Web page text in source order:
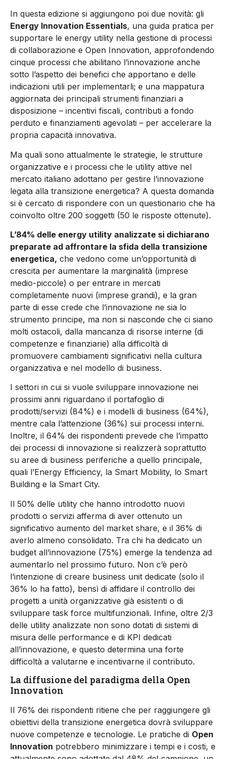
In questa edizione si aggiungono poi due novità: gli
Energy Innovation Essentials, una guida pratica per
supportare le energy utility nella gestione di processi
di collaborazione e Open Innovation, approfondendo
cinque processi che abilitano l’innovazione anche
sotto l’aspetto dei benefici che apportano e delle
indicazioni utili per implementarli; e una mappatura
aggiornata dei principali strumenti finanziari a
disposizione – incentivi fiscali, contributi a fondo
perduto e finanziamenti agevolati – per accelerare la
propria capacità innovativa.
Ma quali sono attualmente le strategie, le strutture
organizzative e i processi che le utility attive nel
mercato italiano adottano per gestire l’innovazione
legata alla transizione energetica? A questa domanda
si è cercato di rispondere con un questionario che ha
coinvolto oltre 200 soggetti (50 le risposte ottenute).
L’84% delle energy utility analizzate si dichiarano
preparate ad affrontare la sfida della transizione
energetica, che vedono come un’opportunità di
crescita per aumentare la marginalità (imprese
medio-piccole) o per entrare in mercati
completamente nuovi (imprese grandi), e la gran
parte di esse crede che l’innovazione ne sia lo
strumento principe, ma non si nasconde che ci siano
molti ostacoli, dalla mancanza di risorse interne (di
competenze e finanziarie) alla difficoltà di
promuovere cambiamenti significativi nella cultura
organizzativa e nel modello di business.
I settori in cui si vuole sviluppare innovazione nei
prossimi anni riguardano il portafoglio di
prodotti/servizi (84%) e i modelli di business (64%),
mentre cala l’attenzione (36%) sui processi interni.
Inoltre, il 64% dei rispondenti prevede che l’impatto
dei processi di innovazione si realizzerà soprattutto
su aree di business periferiche a quello principale,
quali l’Energy Efficiency, la Smart Mobility, lo Smart
Building e la Smart City.
Il 50% delle utility che hanno introdotto nuovi
prodotti o servizi afferma di aver ottenuto un
significativo aumento del market share, e il 36% di
averlo almeno consolidato. Tra chi ha dedicato un
budget all’innovazione (75%) emerge la tendenza ad
aumentarlo nel prossimo futuro. Non c’è però
l’intenzione di creare business unit dedicate (solo il
36% lo ha fatto), bensì di affidare il controllo dei
progetti a unità organizzative già esistenti o di
sviluppare task force multifunzionali. Infine, oltre 2/3
delle utility analizzate non sono dotati di sistemi di
misura delle performance e di KPI dedicati
all’innovazione, e questo determina una forte
difficoltà a valutarne e incentivarne il contributo.
La diffusione del paradigma della Open
Innovation
Il 76% dei rispondenti ritiene che per raggiungere gli
obiettivi della transizione energetica dovrà sviluppare
nuove competenze e tecnologie. Le pratiche di Open
Innovation potrebbero minimizzare i tempi e i costi, e